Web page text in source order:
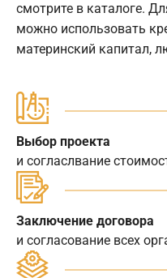
смотрите в каталоге.
можно использовать
материнский капитал,
Выбор проекта
и согласлвание
Заключение договора
и согласование всех